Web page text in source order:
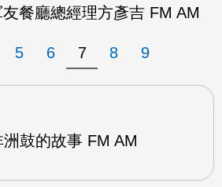
餐廳總經理方彥吉 FM AM
5 6 7 8 9
鼓的故事 FM AM